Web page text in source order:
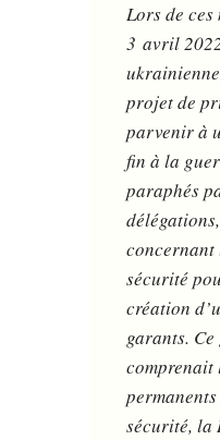
Lors de
3 avril
projet de
parvenir à
fin à la
paraphés
concernant
sécurité
création
garants.
comprenait
sécurité, la